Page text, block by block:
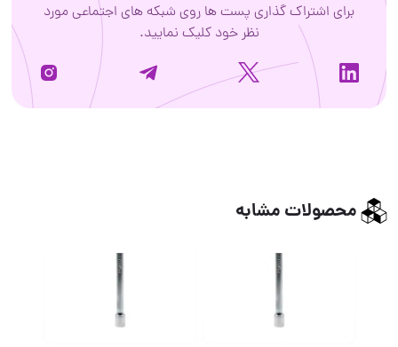
برای اشتراک گذاری پست ها روی شبکه های اجتماعی مورد
نظر خود کلیک نمایید.
محصولات مشابه